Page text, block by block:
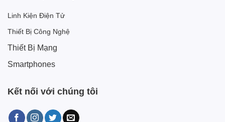
Linh Kiện Điện Tử
Thiết Bị Công Nghệ
Thiết Bị Mạng
Smartphones
Kết nối với chúng tôi